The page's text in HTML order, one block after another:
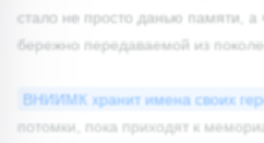
стало не просто данью памяти, а
бережно передаваемой из
ВНИИМК хранит имена своих
потомки, пока приходят к